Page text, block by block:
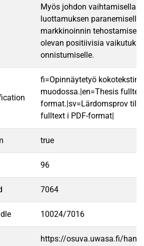
Myös johdon vaihtamisella
luottamuksen paranemisella
markkinoinnin
olevan positiivisia
onnistumiselle.
fi=Opinnäytetyö kokotekstinä
muodossa.|en=Thesis
format.|sv=Lärdomsprov
fulltext i PDF-format|
true
96
7064
10024/7016
https://osuva.uwasa.fi/